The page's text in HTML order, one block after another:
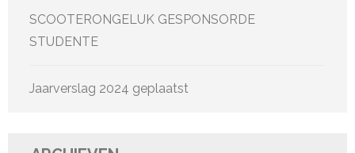
SCOOTERONGELUK GESPONSORDE
STUDENTE
Jaarverslag 2024 geplaatst